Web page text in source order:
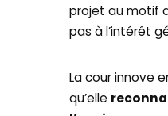
projet au motif
pas à l’intérêt
La cour innove
qu’elle